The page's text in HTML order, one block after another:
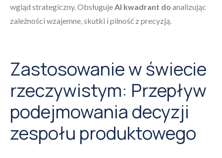
wgląd strategiczny. ObsługujeAI kwadrant do analizując
zależności wzajemne, skutki i pilność z precyzją.
Zastosowanie w świecie
rzeczywistym: Przepływ
podejmowania decyzji
zespołu produktowego